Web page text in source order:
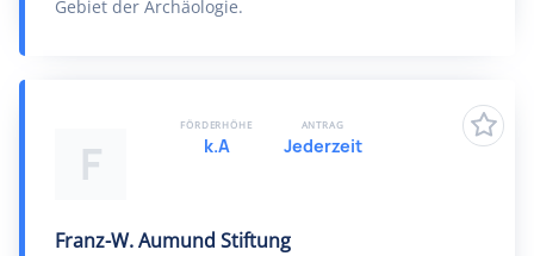
Gebiet der Archäologie.
F
Franz-W. Aumund Stiftung
FÖRDERHÖHE
k.A
ANTRAG
Jederzeit